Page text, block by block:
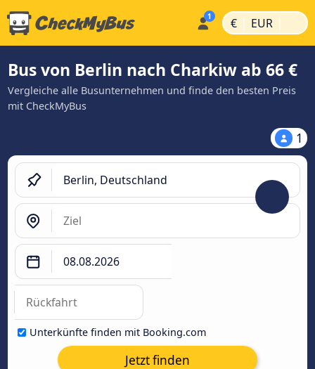
€ | EUR |
Bus von Berlin nach Charkiw ab 66 €
Vergleiche alle Busunternehmen und finde den besten Preis
mit CheckMyBus
1
Unterkünfte finden mit Booking.com
Jetzt finden